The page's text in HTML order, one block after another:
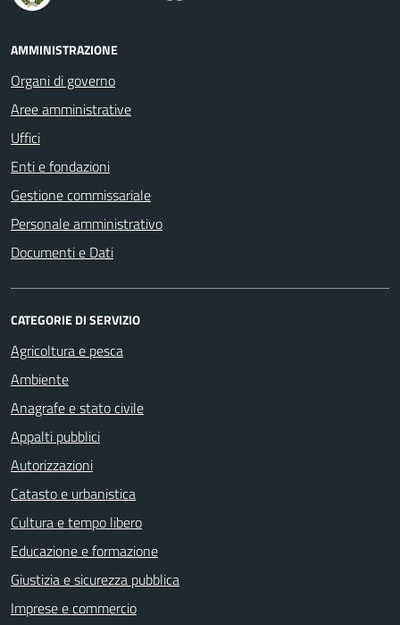
AMMINISTRAZIONE
Organi di governo
Aree amministrative
Uffici
Enti e fondazioni
Gestione commissariale
Personale amministrativo
Documenti e Dati
CATEGORIE DI SERVIZIO
Agricoltura e pesca
Ambiente
Anagrafe e stato civile
Appalti pubblici
Autorizzazioni
Catasto e urbanistica
Cultura e tempo libero
Educazione e formazione
Giustizia e sicurezza pubblica
Imprese e commercio